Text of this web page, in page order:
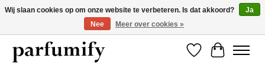
750+ Geuren | Gratis verzending | Maandelijks opzegbaar
Verlanglijst
Wij slaan cookies op om onze website te verbeteren. Is dat akkoord?
Ja
Nee
Meer over cookies »